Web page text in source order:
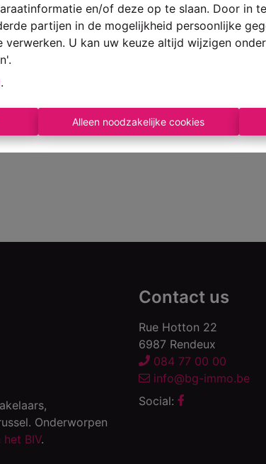
en/of deze op te slaan. Door in
partijen in de mogelijkheid persoonlijke
verwerken. U kan uw keuze altijd wijzigen
.
Alleen noodzakelijke cookies
Onderworpen
BIV.
Contact us
Rue Hotton 22
6987 Rendeux
084 77 00 00
info@bg-immo.be
Social: